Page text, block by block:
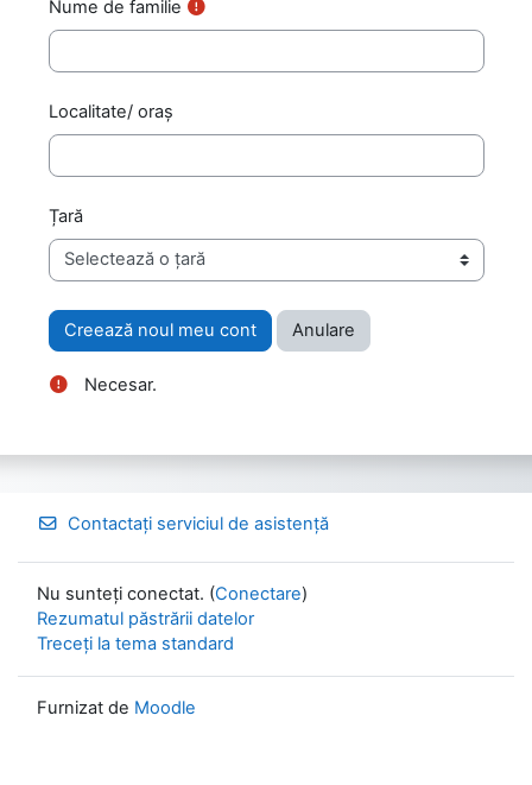
Nume de familie
Localitate/ oraș
Țară
Necesar.
Contactați serviciul de asistență
Nu sunteți conectat. (Conectare)
Rezumatul păstrării datelor
Treceți la tema standard
Furnizat de Moodle